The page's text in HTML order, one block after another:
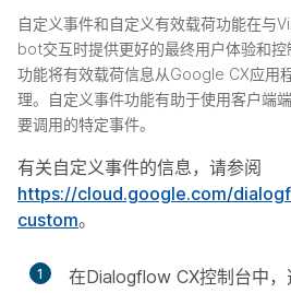
自定义事件和自定义有效载荷功能在与
bot交互时提供更好的最终用户体验和
功能将有效载荷信息从Google CX应用
理。自定义事件功能有助于使用客户端
要调用的特定事件。
有关自定义事件的信息，请参阅
https://cloud.google.com/
custom。
1 在Dialogflow CX控制台中，